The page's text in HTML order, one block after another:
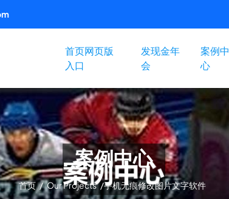
首页网页版
入口
发现金年
会
案例中
心
案例中心
首页 / Our Projects /手机无痕修改图片文字软件